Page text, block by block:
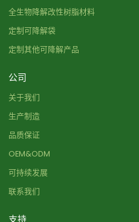
全生物降解改性树脂材料
定制可降解袋
定制其他可降解产品
公司
关于我们
生产制造
品质保证
OEM&ODM
可持续发展
联系我们